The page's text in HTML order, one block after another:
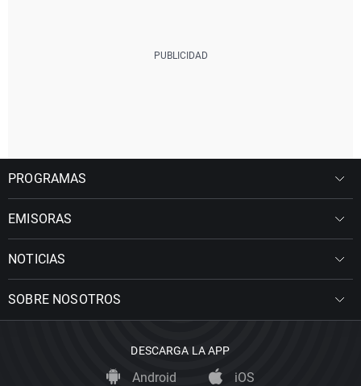
PROGRAMAS
EMISORAS
NOTICIAS
SOBRE NOSOTROS
DESCARGA LA APP
Android iOS